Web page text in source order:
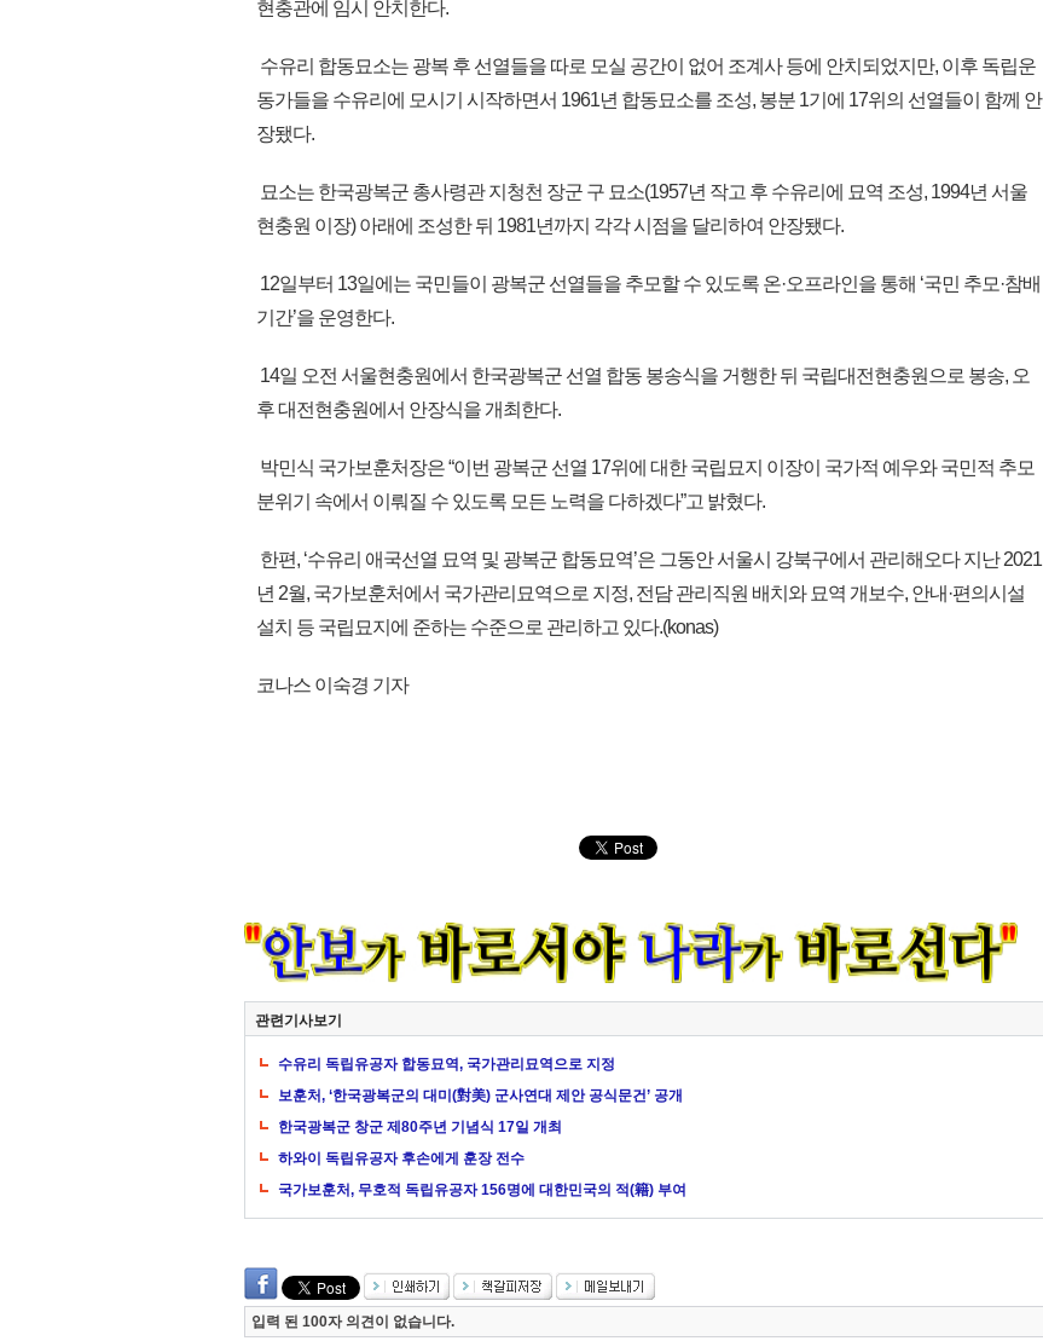
현충관에 임시 안치한다.
수유리 합동묘소는 광복 후 선열들을 따로 모실 공간이 없어 조계사 등에 안치되었지만, 이후 독립운
동가들을 수유리에 모시기 시작하면서 1961년 합동묘소를 조성, 봉분 1기에 17위의 선열들이 함께 안
장됐다.
묘소는 한국광복군 총사령관 지청천 장군 구 묘소(1957년 작고 후 수유리에 묘역 조성, 1994년 서울
현충원 이장) 아래에 조성한 뒤 1981년까지 각각 시점을 달리하여 안장됐다.
12일부터 13일에는 국민들이 광복군 선열들을 추모할 수 있도록 온·오프라인을 통해 ‘국민 추모·참배
기간’을 운영한다.
14일 오전 서울현충원에서 한국광복군 선열 합동 봉송식을 거행한 뒤 국립대전현충원으로 봉송, 오
후 대전현충원에서 안장식을 개최한다.
박민식 국가보훈처장은 “이번 광복군 선열 17위에 대한 국립묘지 이장이 국가적 예우와 국민적 추모
분위기 속에서 이뤄질 수 있도록 모든 노력을 다하겠다”고 밝혔다.
한편, ‘수유리 애국선열 묘역 및 광복군 합동묘역’은 그동안 서울시 강북구에서 관리해오다 지난 2021
년 2월, 국가보훈처에서 국가관리묘역으로 지정, 전담 관리직원 배치와 묘역 개보수, 안내·편의시설
설치 등 국립묘지에 준하는 수준으로 관리하고 있다.(konas)
코나스 이숙경 기자
관련기사보기
수유리 독립유공자 합동묘역, 국가관리묘역으로 지정
보훈처, ‘한국광복군의 대미(對美) 군사연대 제안 공식문건’ 공개
한국광복군 창군 제80주년 기념식 17일 개최
하와이 독립유공자 후손에게 훈장 전수
국가보훈처, 무호적 독립유공자 156명에 대한민국의 적(籍) 부여
입력 된 100자 의견이 없습니다.